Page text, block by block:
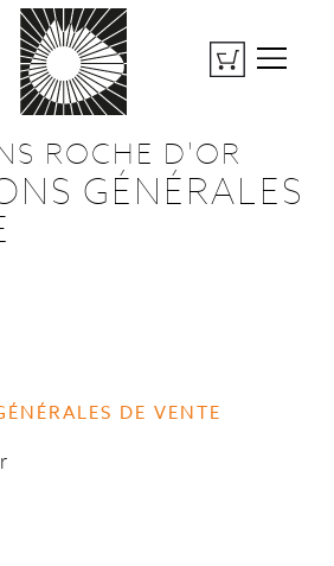
ROCHE D'OR
GÉNÉRALES
DE VENTE